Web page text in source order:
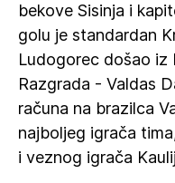
bekove Sisinja i
golu je standardan
Ludogorec došao iz
Razgrada - Valdas
računa na brazilca
najboljeg igrača
i veznog igrača